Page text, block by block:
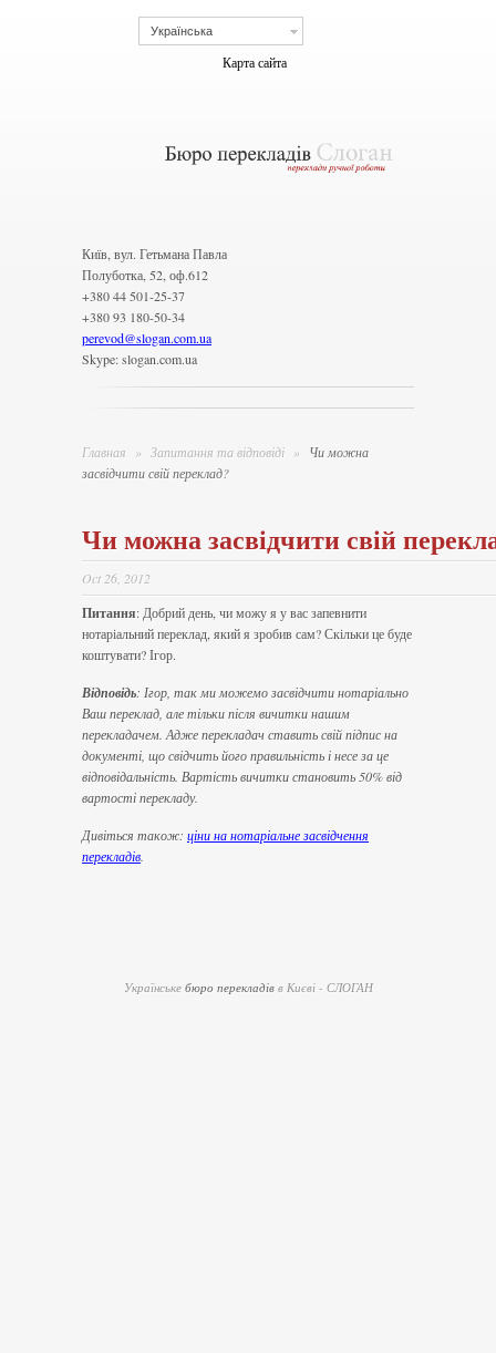
Українська
Карта сайта
Київ, вул. Гетьмана Павла
Полуботка, 52, оф.612
+380 44 501-25-37
+380 93 180-50-34
perevod@slogan.com.ua
Skype: slogan.com.ua
Главная » Запитання та відповіді » Чи можна
засвідчити свій переклад?
Чи можна засвідчити свій
Oct 26, 2012
Питання: Добрий день, чи можу я у вас запевнити
нотаріальний переклад, який я зробив сам? Скільки це буде
коштувати? Ігор.
Відповідь: Ігор, так ми можемо засвідчити нотаріально
Ваш переклад, але тільки після вичитки нашим
перекладачем. Адже перекладач ставить свій підпис на
документі, що свідчить його правильність і несе за це
відповідальність. Вартість вичитки становить 50% від
вартості перекладу.
Дивіться також: ціни на нотаріальне засвідчення
перекладів
Українське бюро перекладівв Києві - СЛОГАН